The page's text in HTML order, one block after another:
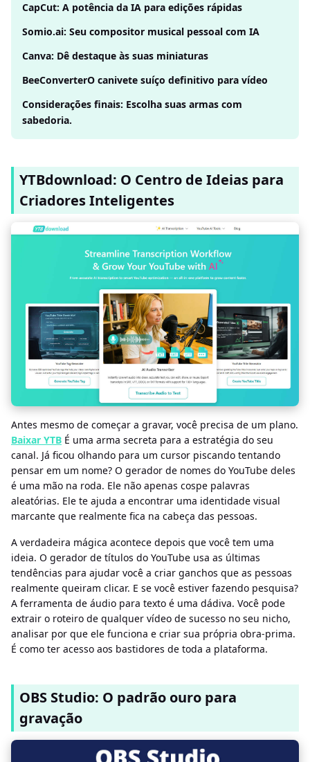
CapCut: A potência da IA ​​para edições rápidas
Somio.ai: Seu compositor musical pessoal com IA
Canva: Dê destaque às suas miniaturas
BeeConverterO canivete suíço definitivo para vídeo
Considerações finais: Escolha suas armas com
sabedoria.
YTBdownload: O Centro de Ideias para
Criadores Inteligentes
Antes mesmo de começar a gravar, você precisa de um plano.
Baixar YTB É uma arma secreta para a estratégia do seu
canal. Já ficou olhando para um cursor piscando tentando
pensar em um nome? O gerador de nomes do YouTube deles
é uma mão na roda. Ele não apenas cospe palavras
aleatórias. Ele te ajuda a encontrar uma identidade visual
marcante que realmente fica na cabeça das pessoas.
A verdadeira mágica acontece depois que você tem uma
ideia. O gerador de títulos do YouTube usa as últimas
tendências para ajudar você a criar ganchos que as pessoas
realmente queiram clicar. E se você estiver fazendo pesquisa?
A ferramenta de áudio para texto é uma dádiva. Você pode
extrair o roteiro de qualquer vídeo de sucesso no seu nicho,
analisar por que ele funciona e criar sua própria obra-prima.
É como ter acesso aos bastidores de toda a plataforma.
OBS Studio: O padrão ouro para
gravação